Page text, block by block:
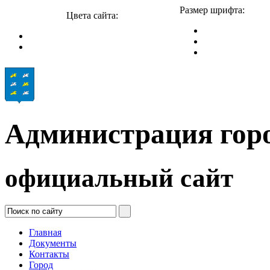
Цвета сайта:
Размер шрифта:
Администрация
официальный сайт
Главная
Документы
Контакты
Город